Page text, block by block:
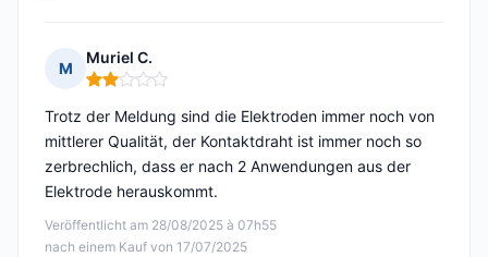
M
Muriel C.
Hinweis: 2 von 5
Veröffentlicht am 28/08/2025 à 07h55
nach einem Kauf von 17/07/2025
Trotz der Meldung sind die Elektroden immer noch von
mittlerer Qualität, der Kontaktdraht ist immer noch so
zerbrechlich, dass er nach 2 Anwendungen aus der
Elektrode herauskommt.